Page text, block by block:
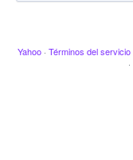
Yahoo · Términos del servicio
·